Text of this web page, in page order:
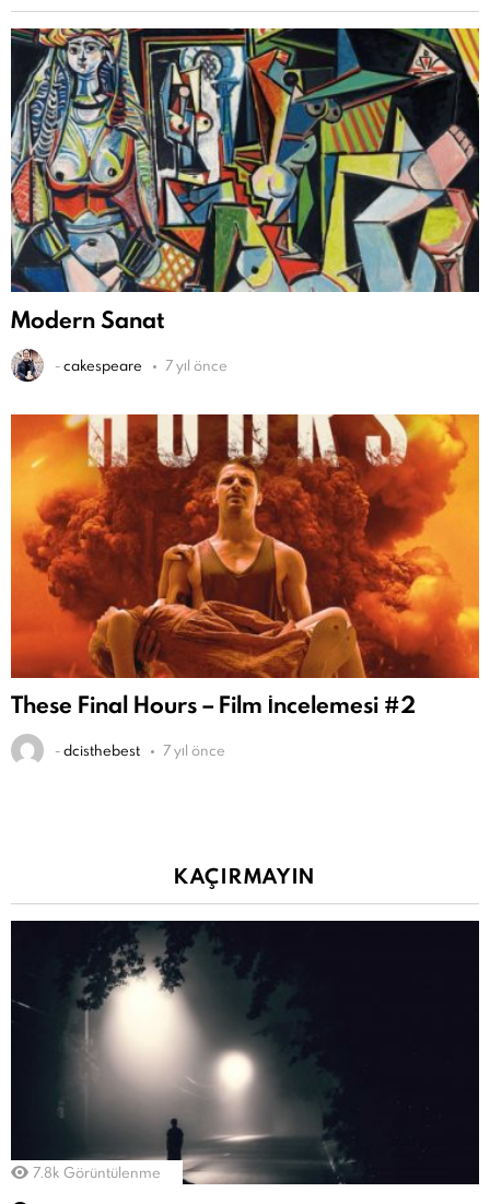
Modern Sanat
-cakespeare 7 yıl önce
These Final Hours – Film İncelemesi #2
-dcisthebest 7 yıl önce
KAÇIRMAYIN
7.8k Görüntülenme